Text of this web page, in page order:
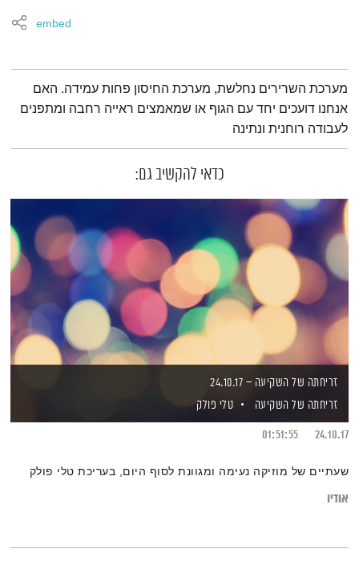
embed
תמצית הפודקאסט
מערכת השרירים נחלשת, מערכת החיסון פחות עמידה. האם
אנחנו דועכים יחד עם הגוף או שמאמצים ראייה רחבה ומתפנים
לעבודה רוחנית ונתינה
כדאי להקשיב גם:
זריחתה של השקיעה – 24.10.17
זריחתה של השקיעה
טלי פולק
24.10.17
01:51:55
שעתיים של מוזיקה נעימה ומגוונת לסוף היום, בעריכת טלי פולק
אודיו